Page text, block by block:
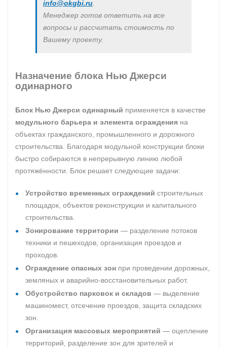
info@okgbi.ru
Менеджер готов ответить на все
вопросы и рассчитать стоимость по
Вашему проекту.
Назначение блока Нью Джерси
одинарного
Блок Нью Джерси одинарный применяется в качестве
модульного барьера и элемента ограждения на
объектах гражданского, промышленного и дорожного
строительства. Благодаря модульной конструкции блоки
быстро собираются в непрерывную линию любой
протяжённости. Блок решает следующие задачи:
Устройство временных ограждений строительных
площадок, объектов реконструкции и капитального
строительства.
Зонирование территории — разделение потоков
техники и пешеходов, организация проездов и
проходов.
Ограждение опасных зон при проведении дорожных,
земляных и аварийно-восстановительных работ.
Обустройство парковок и складов — выделение
машиномест, отсечение проездов, защита складских
зон.
Организация массовых мероприятий — оцепление
территорий, разделение зон для зрителей и